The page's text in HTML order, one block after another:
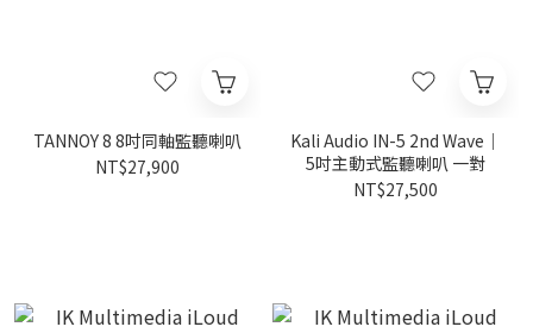
TANNOY 8 8吋同軸監聽喇叭
NT$27,900
Kali Audio IN-5 2nd Wave｜
5吋主動式監聽喇叭 一對
NT$27,500